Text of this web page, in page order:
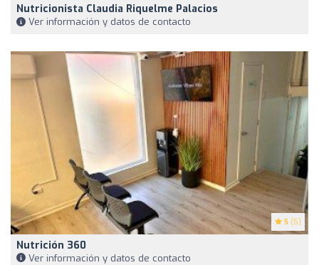
Nutricionista Claudia Riquelme Palacios
Ver información y datos de contacto
5 (5)
Nutrición 360
Ver información y datos de contacto